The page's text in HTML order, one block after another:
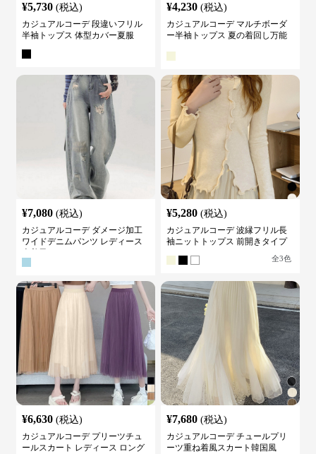
¥5,730 (税込)
カジュアルコーデ 段違いフリル
半袖トップス 体型カバー夏服
¥4,230 (税込)
カジュアルコーデ マルチボーダ
ー半袖トップス 夏の着回し万能
¥7,080 (税込)
カジュアルコーデ ダメージ加工
ワイドデニムパンツ レディース
¥5,280 (税込)
カジュアルコーデ 波縁フリル長
袖ニットトップス 前開きタイプ
全3色
¥6,630 (税込)
カジュアルコーデ プリーツチュ
ールスカート レディース ロング
¥7,680 (税込)
カジュアルコーデ チュールプリ
ーツ重ね着風スカート韓国風